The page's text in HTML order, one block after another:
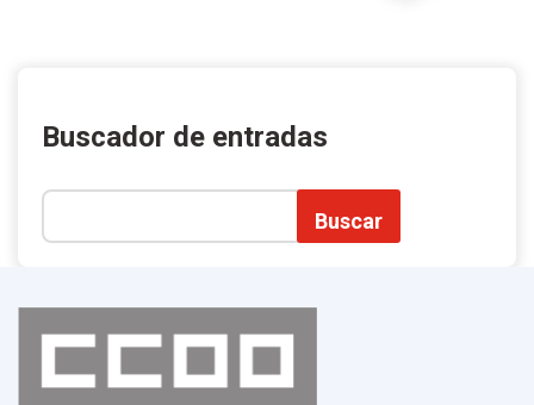
Buscador de entradas
Buscar